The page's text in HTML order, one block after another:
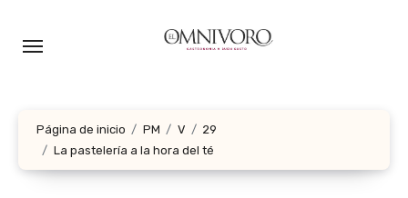
Página de inicio PM V
29
La pastelería a la hora del té